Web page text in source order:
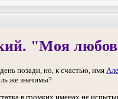
"Моя
позади, но, к счастью, имя
же значимы?
в громких именах не